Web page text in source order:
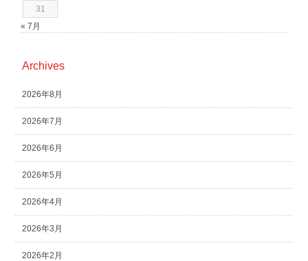
31
« 7月
Archives
2026年8月
2026年7月
2026年6月
2026年5月
2026年4月
2026年3月
2026年2月